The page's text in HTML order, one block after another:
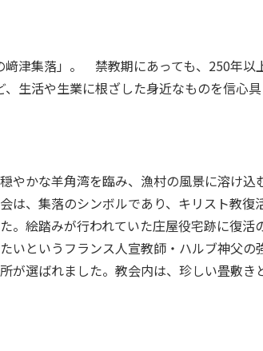
﨑津集落」。 禁教期にあっても、250年以
生活や生業に根ざした身近なものを信心
穏やかな羊角湾を臨み、漁村の風景に溶け込
会は、集落のシンボルであり、キリスト教復
た。絵踏みが行われていた庄屋役宅跡に復活
たいというフランス人宣教師・ハルブ神父の
所が選ばれました。教会内は、珍しい畳敷き